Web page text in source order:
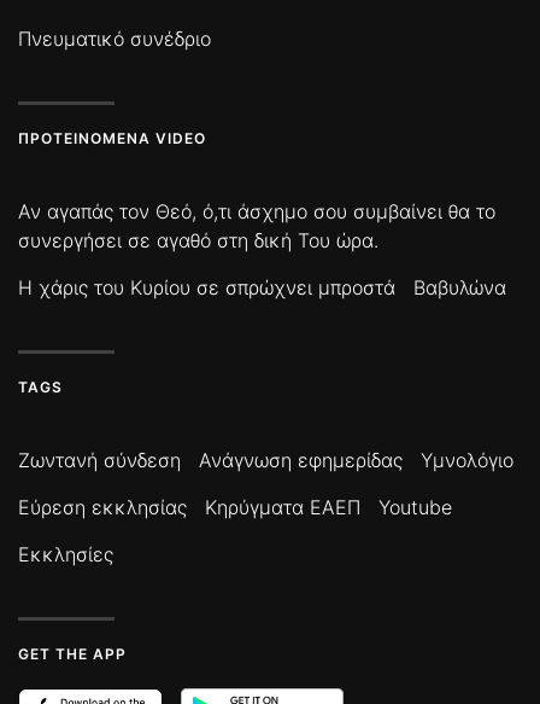
Πνευματικό συνέδριο
ΠΡΟΤΕΙΝΌΜΕΝΑ VIDEO
Αν αγαπάς τον Θεό, ό,τι άσχημο σου συμβαίνει θα το
συνεργήσει σε αγαθό στη δική Του ώρα.
Η χάρις του Κυρίου σε σπρώχνει μπροστά
Βαβυλώνα
TAGS
Ζωντανή σύνδεση Ανάγνωση εφημερίδας
Υμνολόγιο
Εύρεση εκκλησίας
Κηρύγματα ΕΑΕΠ
Youtube
Εκκλησίες
GET THE APP